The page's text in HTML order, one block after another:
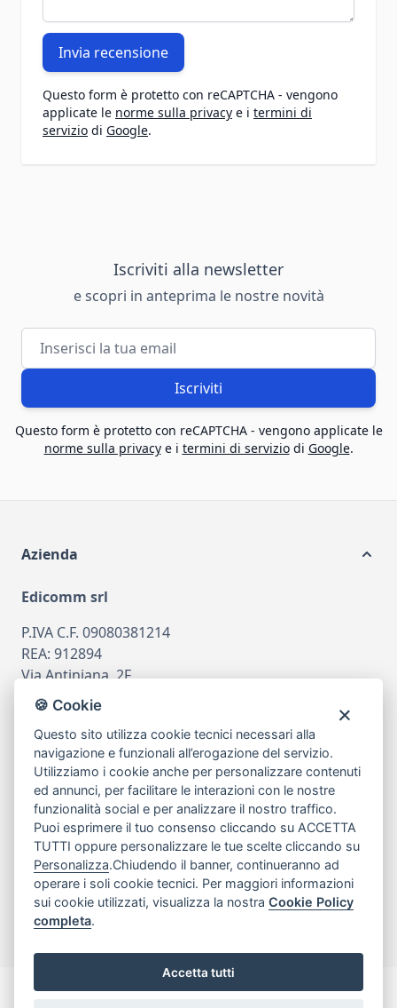
Invia recensione
Questo form è protetto con reCAPTCHA - vengono
applicate le norme sulla privacy e i termini di
servizio di Google.
Iscriviti alla newsletter
e scopri in anteprima le nostre novità
Indirizzo email
Iscriviti
Questo form è protetto con reCAPTCHA - vengono applicate le
norme sulla privacye i termini di serviziodi Google.
Azienda
Edicomm srl
P.IVA C.F. 09080381214
REA: 912894
Via Antiniana, 2F
80078 Pozzuoli
tel081.7515380
emailinfo@edicomm.it
Assistenza Clienti
Chi siamo
My Account
🍪 Cookie
Questo sito utilizza cookie tecnici necessari alla
navigazione e funzionali all’erogazione del servizio.
Utilizziamo i cookie anche per personalizzare contenuti
ed annunci, per facilitare le interazioni con le nostre
funzionalità social e per analizzare il nostro traffico.
Puoi esprimere il tuo consenso cliccando su ACCETTA
TUTTI oppure personalizzare le tue scelte cliccando su
Personalizza.Chiudendo il banner, continueranno ad
operare i soli cookie tecnici. Per maggiori informazioni
sui cookie utilizzati, visualizza la nostraCookie Policy
completa.
Accetta tutti